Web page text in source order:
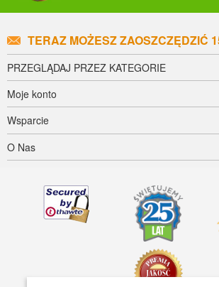
TERAZ MOŻESZ ZAOSZCZĘDZIĆ
PRZEGLĄDAJ PRZEZ KATEGORIE
Moje konto
Wsparcie
O Nas